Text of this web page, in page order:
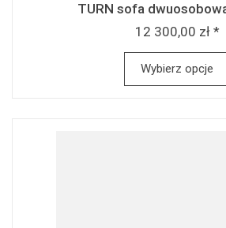
TURN sofa
12 300,00 zł *
Wybierz opcje